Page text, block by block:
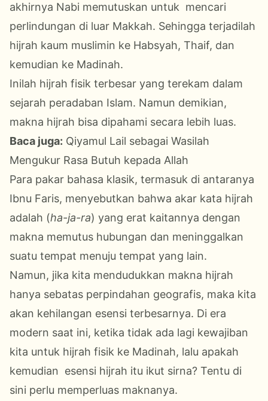
akhirnya Nabi memutuskan untuk mencari
perlindungan di luar Makkah. Sehingga terjadilah
hijrah kaum muslimin ke Habsyah, Thaif, dan
kemudian ke Madinah.
Inilah hijrah fisik terbesar yang terekam dalam
sejarah peradaban Islam. Namun demikian,
makna hijrah bisa dipahami secara lebih luas.
Baca juga: Qiyamul Lail sebagai Wasilah
Mengukur Rasa Butuh kepada Allah
Para pakar bahasa klasik, termasuk di antaranya
Ibnu Faris, menyebutkan bahwa akar kata hijrah
adalah (ha-ja-ra) yang erat kaitannya dengan
makna memutus hubungan dan meninggalkan
suatu tempat menuju tempat yang lain.
Namun, jika kita mendudukkan makna hijrah
hanya sebatas perpindahan geografis, maka kita
akan kehilangan esensi terbesarnya. Di era
modern saat ini, ketika tidak ada lagi kewajiban
kita untuk hijrah fisik ke Madinah, lalu apakah
kemudian esensi hijrah itu ikut sirna? Tentu di
sini perlu memperluas maknanya.